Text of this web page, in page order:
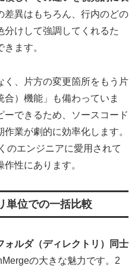
差異はもちろん、行内のどの
けして強調してくれるた
ます。
く、片方の変更箇所をもう片
）機能」も備わっていま
できるため、ソースコード
業が劇的に効率化します。
のエンジニアに愛用されて
性にあります。
単位での一括比較
ォルダ（ディレクトリ）同士
の大きな魅力です。2